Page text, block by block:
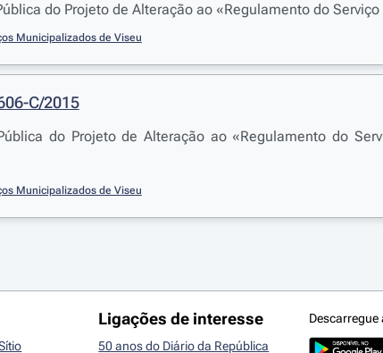
do Projeto de Alteração ao «Regulamento do
Municipalizados de Viseu
C/2015
do Projeto de Alteração ao «Regulamento do
Municipalizados de Viseu
Ligações de interesse
50 anos do Diário da República